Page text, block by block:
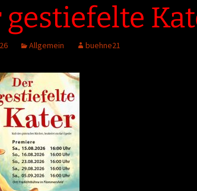
Urhebernachweis
gestiefelte
Allgemein buehne21